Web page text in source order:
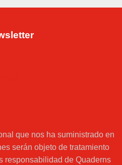
que nos ha suministrado en
serán objeto de tratamiento
responsabilidad de Quaderns